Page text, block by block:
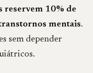
reservem 10% de
mentais.
sem depender